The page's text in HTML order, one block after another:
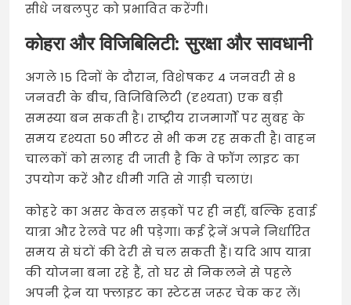
सीधे जबलपुर को प्रभावित करेंगी।
कोहरा और विजिबिलिटी: सुरक्षा और सावधानी
अगले 15 दिनों के दौरान, विशेषकर 4 जनवरी से 8
जनवरी के बीच, विजिबिलिटी (दृश्यता) एक बड़ी
समस्या बन सकती है। राष्ट्रीय राजमार्गों पर सुबह के
समय दृश्यता 50 मीटर से भी कम रह सकती है। वाहन
चालकों को सलाह दी जाती है कि वे फॉग लाइट का
उपयोग करें और धीमी गति से गाड़ी चलाएं।
कोहरे का असर केवल सड़कों पर ही नहीं, बल्कि हवाई
यात्रा और रेलवे पर भी पड़ेगा। कई ट्रेनें अपने निर्धारित
समय से घंटों की देरी से चल सकती हैं। यदि आप यात्रा
की योजना बना रहे हैं, तो घर से निकलने से पहले
अपनी ट्रेन या फ्लाइट का स्टेटस जरूर चेक कर लें।